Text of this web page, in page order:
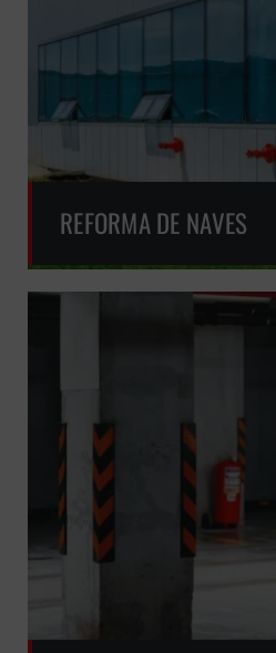
REFORMA DE NAVES